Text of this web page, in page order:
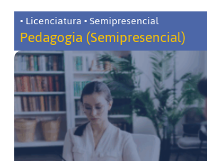
• Licenciatura • Semipresencial
Pedagogia (Semipresencial)